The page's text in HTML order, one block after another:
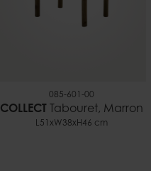
085-601-00
COLLECT Tabouret, Marron
L51xW38xH46 cm